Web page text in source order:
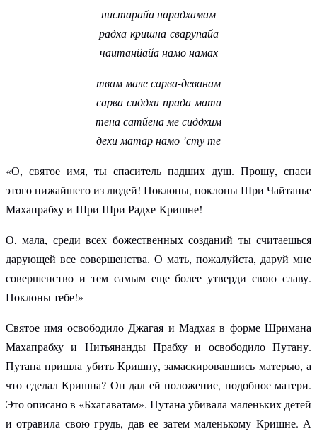
нистарайа нарадхамам
радха-кришна-сварупайа
чаитанйайа намо намах
твам мале сарва-деванам
сарва-сиддхи-прада-мата
тена сатйена ме сиддхим
дехи матар намо ’сту те
«О, святое имя, ты спаситель падших душ. Прошу, спаси
этого нижайшего из людей! Поклоны, поклоны Шри Чайтанье
Махапрабху и Шри Шри Радхе-Кришне!
О, мала, среди всех божественных созданий ты считаешься
дарующей все совершенства. О мать, пожалуйста, даруй мне
совершенство и тем самым еще более утверди свою славу.
Поклоны тебе!»
Святое имя освободило Джагая и Мадхая в форме Шримана
Махапрабху и Нитьянанды Прабху и освободило Путану.
Путана пришла убить Кришну, замаскировавшись матерью, а
что сделал Кришна? Он дал ей положение, подобное матери.
Это описано в «Бхагаватам». Путана убивала маленьких детей
и отравила свою грудь, дав ее затем маленькому Кришне. А